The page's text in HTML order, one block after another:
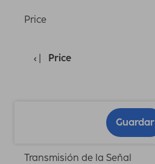
Price
Price
Guardar
Transmisión de la Señal